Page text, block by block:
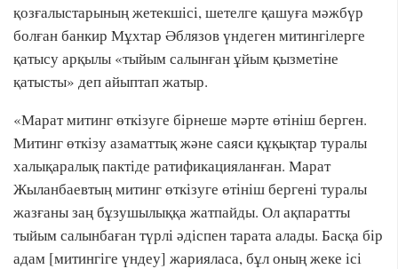
қозғалыстарының жетекшісі, шетелге қашуға мәжбүр
болған банкир Мұхтар Әблязов үндеген митингілерге
қатысу арқылы «тыйым салынған ұйым қызметіне
қатысты» деп айыптап жатыр.
«Марат митинг өткізуге бірнеше мәрте өтініш берген.
Митинг өткізу азаматтық және саяси құқықтар туралы
халықаралық пактіде ратификацияланған. Марат
Жыланбаевтың митинг өткізуге өтініш бергені туралы
жазғаны заң бұзушылыққа жатпайды. Ол ақпаратты
тыйым салынбаған түрлі әдіспен тарата алады. Басқа бір
адам [митингіге үндеу] жарияласа, бұл оның жеке ісі